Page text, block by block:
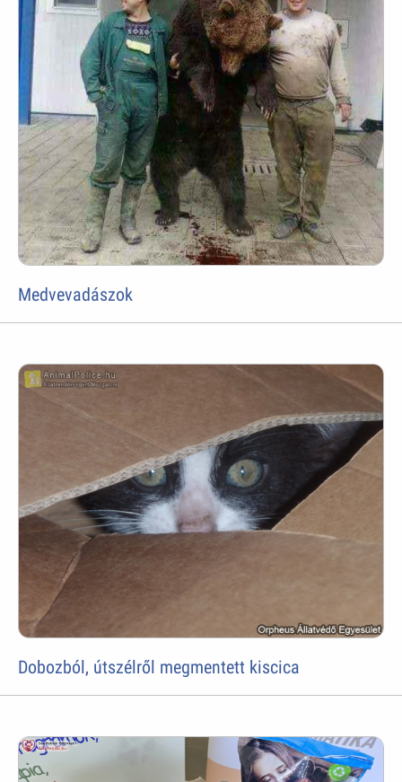
Medvevadászok
Dobozból, útszélről megmentett kiscica